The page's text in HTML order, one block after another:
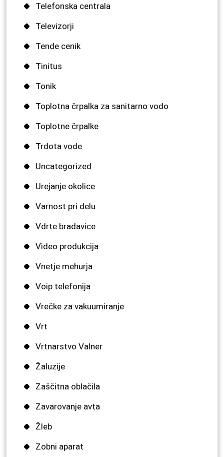
Telefonska centrala
Televizorji
Tende cenik
Tinitus
Tonik
Toplotna črpalka za sanitarno vodo
Toplotne črpalke
Trdota vode
Uncategorized
Urejanje okolice
Varnost pri delu
Vdrte bradavice
Video produkcija
Vnetje mehurja
Voip telefonija
Vrečke za vakuumiranje
Vrt
Vrtnarstvo Valner
Žaluzije
Zaščitna oblačila
Zavarovanje avta
Žleb
Zobni aparat